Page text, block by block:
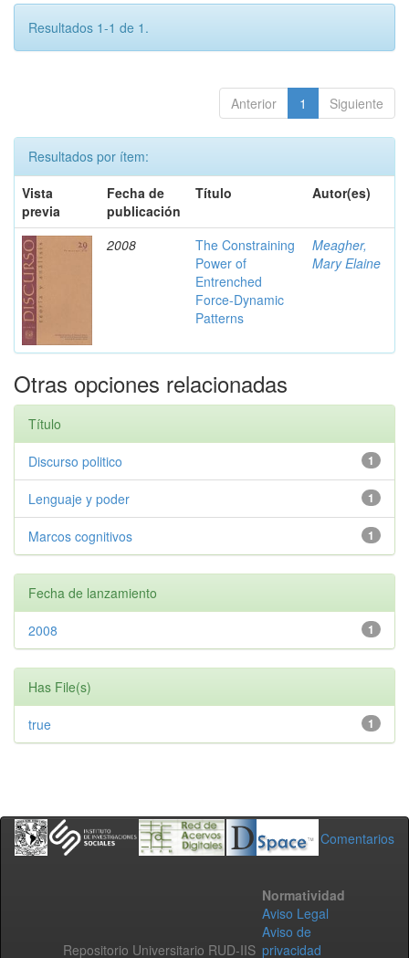
Resultados 1-1 de 1.
Anterior 1 Siguiente
Resultados por ítem:
Vista
previa
Fecha de
publicación
Título Autor(es)
2008
The Constraining
Power of
Entrenched
Force-Dynamic
Patterns
Meagher,
Mary Elaine
Otras opciones relacionadas
Título
1
Discurso politico
1
Lenguaje y poder
1
Marcos cognitivos
Fecha de lanzamiento
1
2008
Has File(s)
1
true
Comentarios
Repositorio Universitario RUD-IIS
Normatividad
Aviso Legal
Aviso de
privacidad